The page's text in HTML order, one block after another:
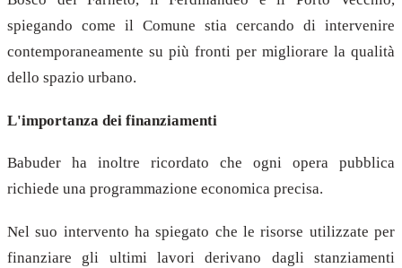
spiegando come il Comune stia cercando di intervenire
contemporaneamente su più fronti per migliorare la qualità
dello spazio urbano.
L'importanza dei finanziamenti
Babuder ha inoltre ricordato che ogni opera pubblica
richiede una programmazione economica precisa.
Nel suo intervento ha spiegato che le risorse utilizzate per
finanziare gli ultimi lavori derivano dagli stanziamenti